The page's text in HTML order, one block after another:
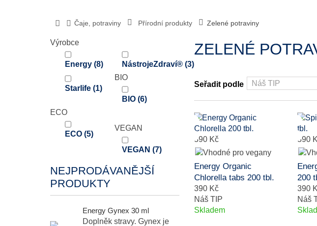
Čaje, potraviny Přírodní produkty Zelené potraviny
Výrobce
Energy (8) NástrojeZdraví®(3)
Starlife (1)
BIO
BIO(6)
ECO
ECO (5)
VEGAN
VEGAN(7)
NEJPRODÁVANĚJŠÍ
PRODUKTY
Energy Gynex 30 ml
Doplněk stravy. Gynex je
ZELENÉ
Seřadit podle
390 Kč
Energy Organic
Chlorella tabs 200 tbl.
390 Kč
Náš TIP
Skladem
390
200
390
Náš